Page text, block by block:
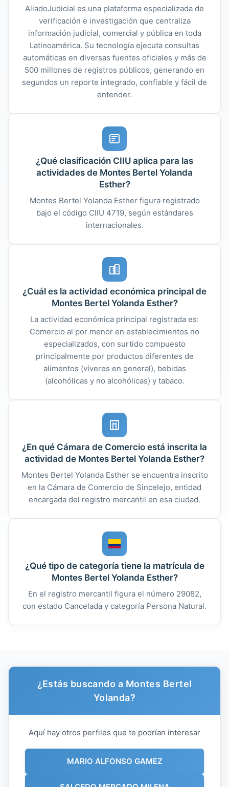
AliadoJudicial es una plataforma especializada de
verificación e investigación que centraliza
información judicial, comercial y pública en toda
Latinoamérica. Su tecnología ejecuta consultas
automáticas en diversas fuentes oficiales y más de
500 millones de registros públicos, generando en
segundos un reporte integrado, confiable y fácil de
entender.
¿Qué clasificación CIIU aplica para las
actividades de Montes Bertel Yolanda
Esther?
Montes Bertel Yolanda Esther figura registrado
bajo el código CIIU 4719, según estándares
internacionales.
¿Cuál es la actividad económica principal de
Montes Bertel Yolanda Esther?
La actividad económica principal registrada es:
Comercio al por menor en establecimientos no
especializados, con surtido compuesto
principalmente por productos diferentes de
alimentos (víveres en general), bebidas
(alcohólicas y no alcohólicas) y tabaco.
¿En qué Cámara de Comercio está inscrita la
actividad de Montes Bertel Yolanda Esther?
Montes Bertel Yolanda Esther se encuentra inscrito
en la Cámara de Comercio de Sincelejo, entidad
encargada del registro mercantil en esa ciudad.
¿Qué tipo de categoría tiene la matrícula de
Montes Bertel Yolanda Esther?
En el registro mercantil figura el número 29082,
con estado Cancelada y categoría Persona Natural.
¿Estás buscando a Montes Bertel
Yolanda?
Aquí hay otros perfiles que te podrían interesar
MARIO ALFONSO GAMEZ